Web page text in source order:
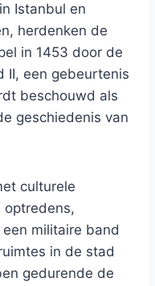
Istanbul en
herdenken de
in 1453 door de
II, een gebeurtenis
beschouwd als
geschiedenis van
culturele
optredens,
militaire band
in de stad
gedurende de